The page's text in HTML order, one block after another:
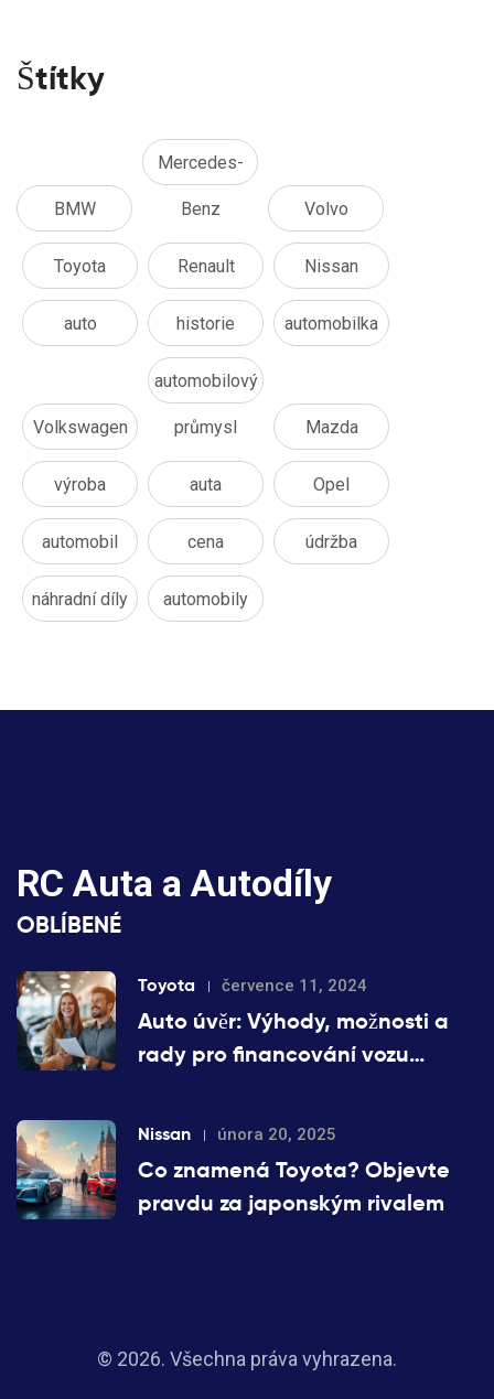
Štítky
BMW
Mercedes-
Benz Volvo
Toyota Renault Nissan
auto historie automobilka
Volkswagen
automobilový
průmysl Mazda
výroba auta Opel
automobil cena údržba
náhradní díly automobily
RC Auta a Autodíly
OBLÍBENÉ
Toyota července 11, 2024
Auto úvěr: Výhody, možnosti a
rady pro financování vozu
Nissan února 20, 2025
Co znamená Toyota? Objevte
pravdu za japonským rivalem
© 2026. Všechna práva vyhrazena.